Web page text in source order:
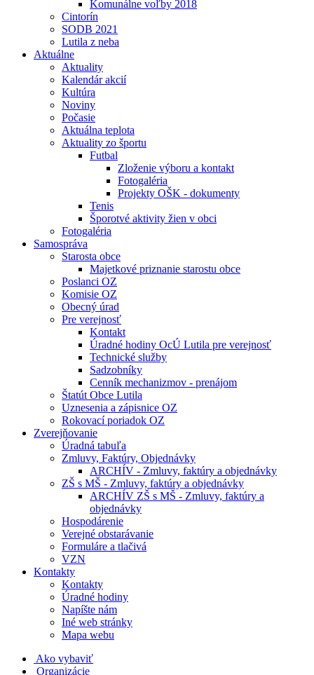
Komunálne voľby 2018
Cintorín
SODB 2021
Lutila z neba
Aktuálne
Aktuality
Kalendár akcií
Kultúra
Noviny
Počasie
Aktuálna teplota
Aktuality zo športu
Futbal
Zloženie výboru a kontakt
Fotogaléria
Projekty OŠK - dokumenty
Tenis
Šporotvé aktivity žien v obci
Fotogaléria
Samospráva
Starosta obce
Majetkové priznanie starostu obce
Poslanci OZ
Komisie OZ
Obecný úrad
Pre verejnosť
Kontakt
Úradné hodiny OcÚ Lutila pre verejnosť
Technické služby
Sadzobníky
Cenník mechanizmov - prenájom
Štatút Obce Lutila
Uznesenia a zápisnice OZ
Rokovací poriadok OZ
Zverejňovanie
Úradná tabuľa
Zmluvy, Faktúry, Objednávky
ARCHÍV - Zmluvy, faktúry a objednávky
ZŠ s MŠ - Zmluvy, faktúry a objednávky
ARCHÍV ZŠ s MŠ - Zmluvy, faktúry a
objednávky
Hospodárenie
Verejné obstarávanie
Formuláre a tlačivá
VZN
Kontakty
Kontakty
Úradné hodiny
Napíšte nám
Iné web stránky
Mapa webu
Ako vybaviť
Organizácie